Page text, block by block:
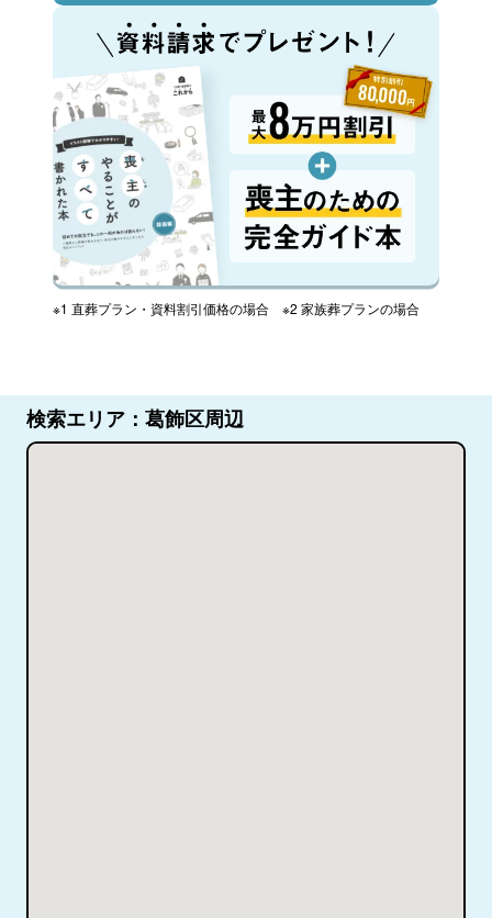
※1 直葬プラン・資料割引価格の場合 ※2 家族葬プランの場合
検索エリア：葛飾区周辺